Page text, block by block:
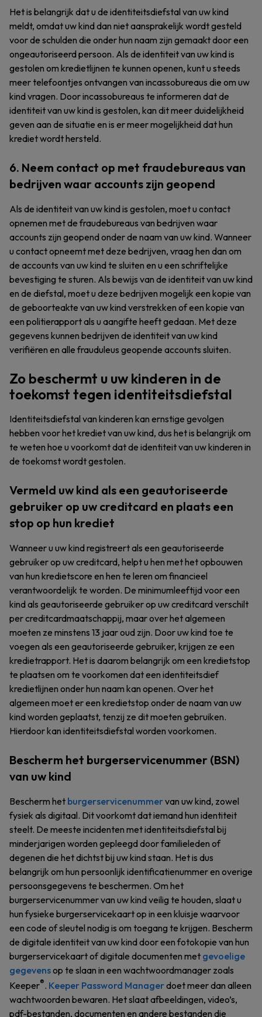
Het is belangrijk dat u de identiteitsdiefstal van uw kind
meldt, omdat uw kind dan niet aansprakelijk wordt gesteld
voor de schulden die onder hun naam zijn gemaakt door een
ongeautoriseerd persoon. Als de identiteit van uw kind is
gestolen om kredietlijnen te kunnen openen, kunt u steeds
meer telefoontjes ontvangen van incassobureaus die om uw
kind vragen. Door incassobureaus te informeren dat de
identiteit van uw kind is gestolen, kan dit meer duidelijkheid
geven aan de situatie en is er meer mogelijkheid dat hun
krediet wordt hersteld.
6. Neem contact op met fraudebureaus van
bedrijven waar accounts zijn geopend
Als de identiteit van uw kind is gestolen, moet u contact
opnemen met de fraudebureaus van bedrijven waar
accounts zijn geopend onder de naam van uw kind. Wanneer
u contact opneemt met deze bedrijven, vraag hen dan om
de accounts van uw kind te sluiten en u een schriftelijke
bevestiging te sturen. Als bewijs van de identiteit van uw kind
en de diefstal, moet u deze bedrijven mogelijk een kopie van
de geboorteakte van uw kind verstrekken of een kopie van
een politierapport als u aangifte heeft gedaan. Met deze
gegevens kunnen bedrijven de identiteit van uw kind
verifiëren en alle frauduleus geopende accounts sluiten.
Zo beschermt u uw kinderen in de
toekomst tegen identiteitsdiefstal
Identiteitsdiefstal van kinderen kan ernstige gevolgen
hebben voor het krediet van uw kind, dus het is belangrijk om
te weten hoe u voorkomt dat de identiteit van uw kinderen in
de toekomst wordt gestolen.
Vermeld uw kind als een geautoriseerde
gebruiker op uw creditcard en plaats een
stop op hun krediet
Wanneer u uw kind registreert als een geautoriseerde
gebruiker op uw creditcard, helpt u hen met het opbouwen
van hun kredietscore en hen te leren om financieel
verantwoordelijk te worden. De minimumleeftijd voor een
kind als geautoriseerde gebruiker op uw creditcard verschilt
per creditcardmaatschappij, maar over het algemeen
moeten ze minstens 13 jaar oud zijn. Door uw kind toe te
voegen als een geautoriseerde gebruiker, krijgen ze een
kredietrapport. Het is daarom belangrijk om een kredietstop
te plaatsen om te voorkomen dat een identiteitsdief
kredietlijnen onder hun naam kan openen. Over het
algemeen moet er een kredietstop onder de naam van uw
kind worden geplaatst, tenzij ze dit moeten gebruiken.
Hierdoor kan identiteitsdiefstal worden voorkomen.
Bescherm het burgerservicenummer (BSN)
van uw kind
Bescherm het burgerservicenummervan uw kind, zowel
fysiek als digitaal. Dit voorkomt dat iemand hun identiteit
steelt. De meeste incidenten met identiteitsdiefstal bij
minderjarigen worden gepleegd door familieleden of
degenen die het dichtst bij uw kind staan. Het is dus
belangrijk om hun persoonlijk identificatienummer en overige
persoonsgegevens te beschermen. Om het
burgerservicenummer van uw kind veilig te houden, slaat u
hun fysieke burgerservicekaart op in een kluisje waarvoor
een code of sleutel nodig is om toegang te krijgen. Bescherm
de digitale identiteit van uw kind door een fotokopie van hun
burgerservicekaart of digitale documenten met gevoelige
gegevensop te slaan in een wachtwoordmanager zoals
Keeper®. Keeper Password Managerdoet meer dan alleen
wachtwoorden bewaren. Het slaat afbeeldingen, video’s,
pdf-bestanden, documenten en andere bestanden die